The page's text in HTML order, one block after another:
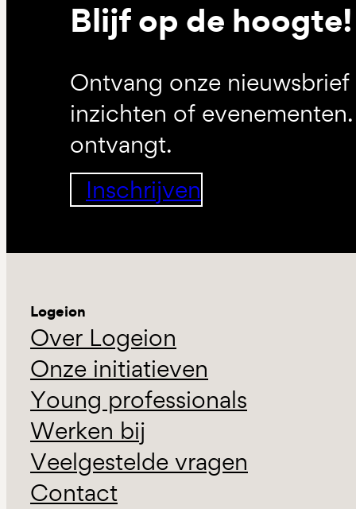
Blijf op de hoogte!
Ontvang onze
inzichten of
ontvangt.
Inschrijven
Logeion
Over Logeion
Onze initiatieven
Young professionals
Werken bij
Veelgestelde vragen
Contact